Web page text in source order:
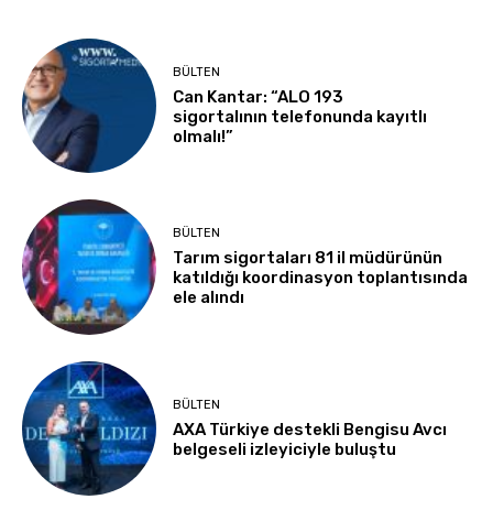
BÜLTEN
Can Kantar: “ALO 193
sigortalının telefonunda kayıtlı
olmalı!”
BÜLTEN
Tarım sigortaları 81 il müdürünün
katıldığı koordinasyon toplantısında
ele alındı
BÜLTEN
AXA Türkiye destekli Bengisu Avcı
belgeseli izleyiciyle buluştu